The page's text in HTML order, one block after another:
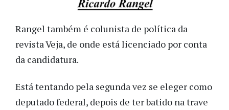
Rangel também é colunista de política da
revista Veja, de onde está licenciado por conta
da candidatura.
Está tentando pela segunda vez se eleger como
deputado federal, depois de ter batido na trave